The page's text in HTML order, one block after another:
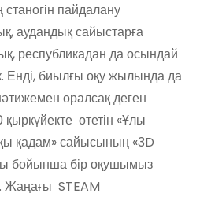
пайдалану
аудандық сайыстарға
республикадан да осындай
Енді, биылғы оқу жылында да
оралсақ деген
қыркүйекте өтетін «Ұлы
қадам» сайысының «3D
бойынша бір оқушымыз
STEAM